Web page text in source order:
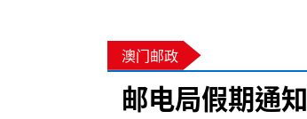
澳门邮政
邮电局假期通知